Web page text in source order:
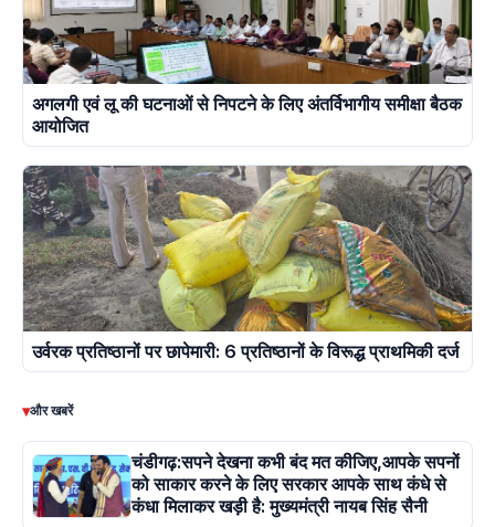
अगलगी एवं लू की घटनाओं से निपटने के लिए अंतर्विभागीय समीक्षा बैठक
आयोजित
उर्वरक प्रतिष्ठानों पर छापेमारी: 6 प्रतिष्ठानों के विरूद्ध प्राथमिकी दर्ज
▾और खबरें
चंडीगढ़:सपने देखना कभी बंद मत कीजिए,आपके सपनों
को साकार करने के लिए सरकार आपके साथ कंधे से
कंधा मिलाकर खड़ी है: मुख्यमंत्री नायब सिंह सैनी